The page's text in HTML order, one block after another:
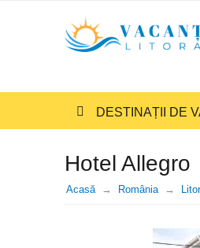
DESTINAȚII DE
Hotel Allegro
Acasă România